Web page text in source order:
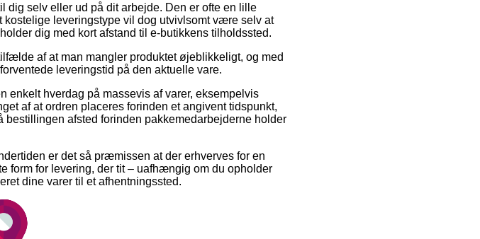
selv eller ud på dit arbejde. Den er ofte en lille
leveringstype vil dog utvivlsomt være selv at
dig med kort afstand til e-butikkens tilholdssted.
af at man mangler produktet øjeblikkeligt, og med
leveringstid på den aktuelle vare.
enkelt hverdag på massevis af varer, eksempelvis
af at ordren placeres forinden et angivent tidspunkt,
afsted forinden pakkemedarbejderne holder
er det så præmissen at der erhverves for en
form for levering, der tit – uafhængig om du opholder
dine varer til et afhentningssted.